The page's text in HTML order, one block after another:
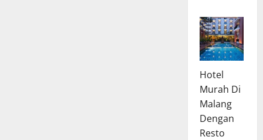
Hotel
Murah Di
Malang
Dengan
Resto